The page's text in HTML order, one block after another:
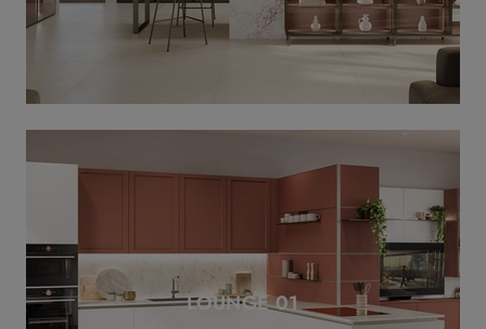
LOUNGE 01